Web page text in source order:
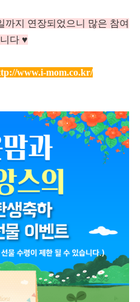
까지 연장되었으니 많은 참여
다 ♥
www.i-mom.co.kr/